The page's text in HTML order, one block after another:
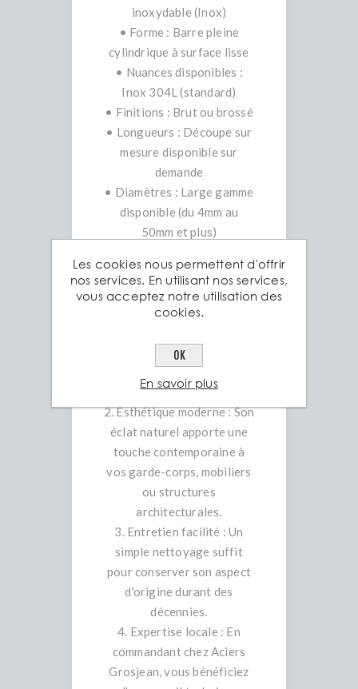
inoxydable (Inox)
• Forme : Barre pleine
cylindrique à surface lisse
• Nuances disponibles :
Inox 304L (standard)
• Finitions : Brut ou brossé
• Longueurs : Découpe sur
mesure disponible sur
demande
• Diamètres : Large gamme
disponible (du 4mm au
50mm et plus)
Pourquoi choisir le rond
lisse de chez Aciers
Grosjean ?
: Parfait pour
l'aménagement extérieur,
l'alimentaire ou le nautisme.
2. Esthétique moderne : Son
éclat naturel apporte une
touche contemporaine à
vos garde-corps, mobiliers
ou structures
architecturales.
3. Entretien facilité : Un
simple nettoyage suffit
pour conserver son aspect
d'origine durant des
décennies.
4. Expertise locale : En
commandant chez Aciers
Grosjean, vous bénéficiez
Les cookies nous permettent d'offrir
nos services. En utilisant nos services,
vous acceptez notre utilisation des
cookies.
OK
En savoir plus